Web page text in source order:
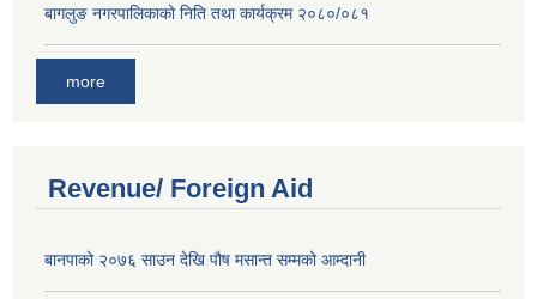
बागलुङ नगरपालिकाको निति तथा कार्यक्रम २०८०/०८१
more
Revenue/ Foreign Aid
बानपाको २०७६ साउन देखि पौष मसान्त सम्मको आम्दानी